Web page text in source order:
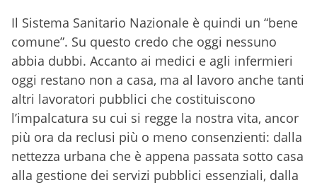
Il Sistema Sanitario Nazionale è quindi un “bene
comune”. Su questo credo che oggi nessuno
abbia dubbi. Accanto ai medici e agli infermieri
oggi restano non a casa, ma al lavoro anche tanti
altri lavoratori pubblici che costituiscono
l’impalcatura su cui si regge la nostra vita, ancor
più ora da reclusi più o meno consenzienti: dalla
nettezza urbana che è appena passata sotto casa
alla gestione dei servizi pubblici essenziali, dalla